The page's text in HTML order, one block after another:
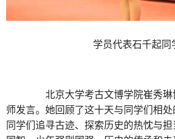
学员代表石千起同
北京大学考古文博学院崔秀琳
师发言。她回顾了这十天与同学们相
同学们追寻古迹、探索历史的热忱与